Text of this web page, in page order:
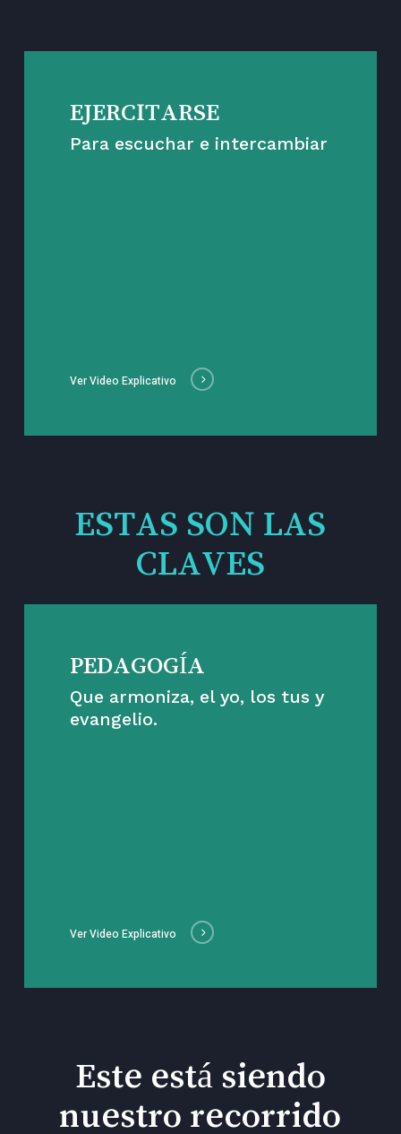
EJERCITARSE
Para escuchar e intercambiar
Ver Video Explicativo
ESTAS SON LAS
CLAVES
PEDAGOGÍA
Que armoniza, el yo, los tus y
evangelio.
Ver Video Explicativo
Este está siendo
nuestro recorrido